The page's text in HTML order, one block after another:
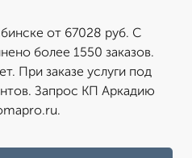
от 67028 руб. С
более 1550 заказов.
При заказе услуги под
Запрос КП Аркадию